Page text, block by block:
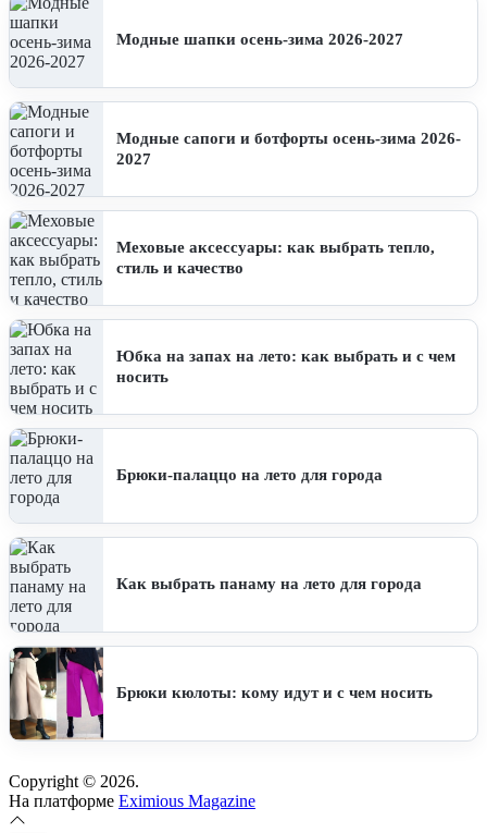
Модные шапки осень-зима 2026-2027
Модные сапоги и ботфорты осень-зима 2026-
2027
Меховые аксессуары: как выбрать тепло,
стиль и качество
Юбка на запах на лето: как выбрать и с чем
носить
Брюки-палаццо на лето для города
Как выбрать панаму на лето для города
Брюки кюлоты: кому идут и с чем носить
Copyright © 2026.
На платформе Eximious Magazine